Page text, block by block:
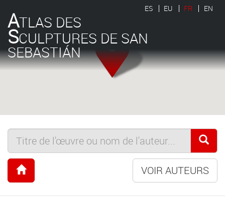
ATLAS DES
SCULPTURES DE SAN
SEBASTIÁN
ES EU FR EN
VOIR AUTEURS